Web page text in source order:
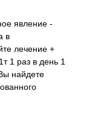
явление -
в
лечение +
1 раз в день 1
найдете